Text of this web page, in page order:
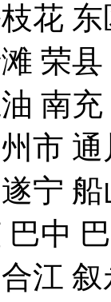
花
荣
南
市
宁
中
江